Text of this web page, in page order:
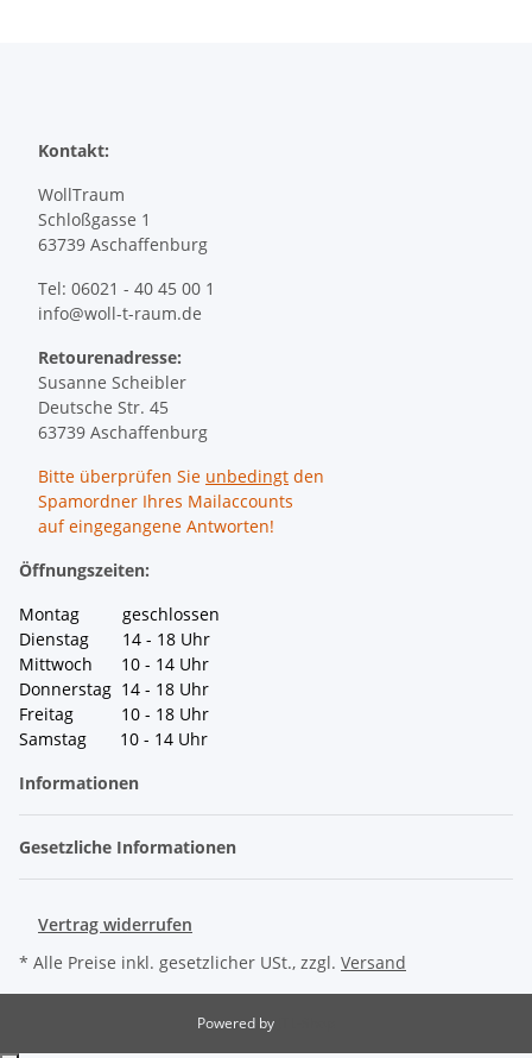
Kontakt:
WollTraum
Schloßgasse 1
63739 Aschaffenburg
Tel: 06021 - 40 45 00 1
info@woll-t-raum.de
Retourenadresse:
Susanne Scheibler
Deutsche Str. 45
63739 Aschaffenburg
Bitte überprüfen Sie unbedingt den
Spamordner Ihres Mailaccounts
auf eingegangene Antworten!
Öffnungszeiten:
Montag geschlossen
Dienstag 14 - 18 Uhr
Mittwoch 10 - 14 Uhr
Donnerstag 14 - 18 Uhr
Freitag 10 - 18 Uhr
Samstag 10 - 14 Uhr
Informationen
Gesetzliche Informationen
Vertrag widerrufen
* Alle Preise inkl. gesetzlicher USt., zzgl. Versand
Powered by